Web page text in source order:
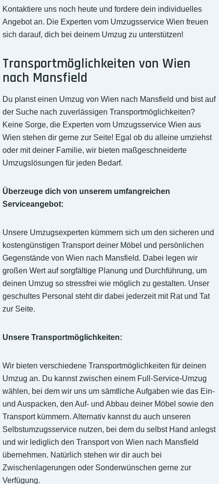
Kontaktiere uns noch heute und fordere dein individuelles
Angebot an. Die Experten vom Umzugsservice Wien freuen
sich darauf, dich bei deinem Umzug zu unterstützen!
Transportmöglichkeiten von Wien
nach Mansfield
Du planst einen Umzug von Wien nach Mansfield und bist auf
der Suche nach zuverlässigen Transportmöglichkeiten?
Keine Sorge, die Experten vom Umzugsservice Wien aus
Wien stehen dir gerne zur Seite! Egal ob du alleine umziehst
oder mit deiner Familie, wir bieten maßgeschneiderte
Umzugslösungen für jeden Bedarf.
Überzeuge dich von unserem umfangreichen
Serviceangebot:
Unsere Umzugsexperten kümmern sich um den sicheren und
kostengünstigen Transport deiner Möbel und persönlichen
Gegenstände von Wien nach Mansfield. Dabei legen wir
großen Wert auf sorgfältige Planung und Durchführung, um
deinen Umzug so stressfrei wie möglich zu gestalten. Unser
geschultes Personal steht dir dabei jederzeit mit Rat und Tat
zur Seite.
Unsere Transportmöglichkeiten:
Wir bieten verschiedene Transportmöglichkeiten für deinen
Umzug an. Du kannst zwischen einem Full-Service-Umzug
wählen, bei dem wir uns um sämtliche Aufgaben wie das Ein-
und Auspacken, den Auf- und Abbau deiner Möbel sowie den
Transport kümmern. Alternativ kannst du auch unseren
Selbstumzugsservice nutzen, bei dem du selbst Hand anlegst
und wir lediglich den Transport von Wien nach Mansfield
übernehmen. Natürlich stehen wir dir auch bei
Zwischenlagerungen oder Sonderwünschen gerne zur
Verfügung.